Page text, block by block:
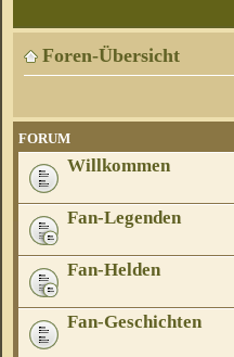
Foren-Übersicht
FORUM
Willkommen
Fan-Legenden
Fan-Helden
Fan-Geschichten